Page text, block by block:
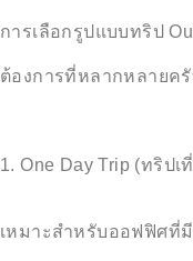
การเลือกรูปแบบทริป
ต้องการที่หลากหลายค
1. One Day Trip (ทริปเ
เหมาะสำหรับออฟฟิศที่